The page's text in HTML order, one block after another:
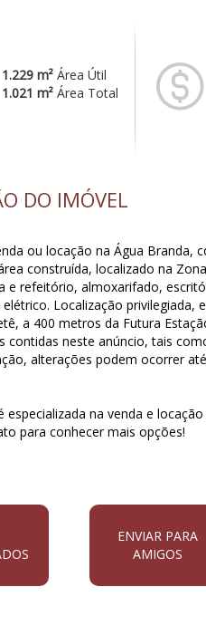
1.229 m² Área Útil
1.021 m² Área Total
DO IMÓVEL
ou locação na Água Branda,
construída, localizado na
e refeitório, almoxarifado,
Localização privilegiada,
a 400 metros da Futura
contidas neste anúncio, tais
alterações podem ocorrer
especializada na venda e
para conhecer mais opções!
ENVIAR PARA
AMIGOS